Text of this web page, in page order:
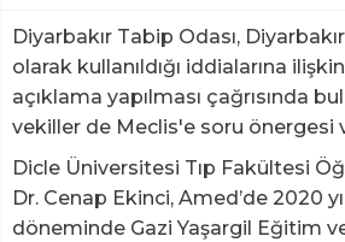
Diyarbakır Tabip Odası,
olarak kullanıldığı iddialarına
açıklama yapılması çağrısında
vekiller de Meclis'e soru önergesi
Dicle Üniversitesi Tıp Fakültesi
Dr. Cenap Ekinci, Amed’de 2020
döneminde Gazi Yaşargil Eğitim